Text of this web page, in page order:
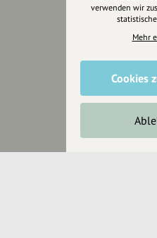
Inhalte
Jetzt
Spendenquittung
verwenden wir
Mehr
Cookies